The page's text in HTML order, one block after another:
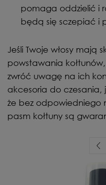
pomaga oddzielić i
będą się sczepiać i
Jeśli Twoje włosy mają
powstawania
zwróć uwagę na ich
akcesoria do czesania,
że bez odpowiedniego
pasm kołtuny są